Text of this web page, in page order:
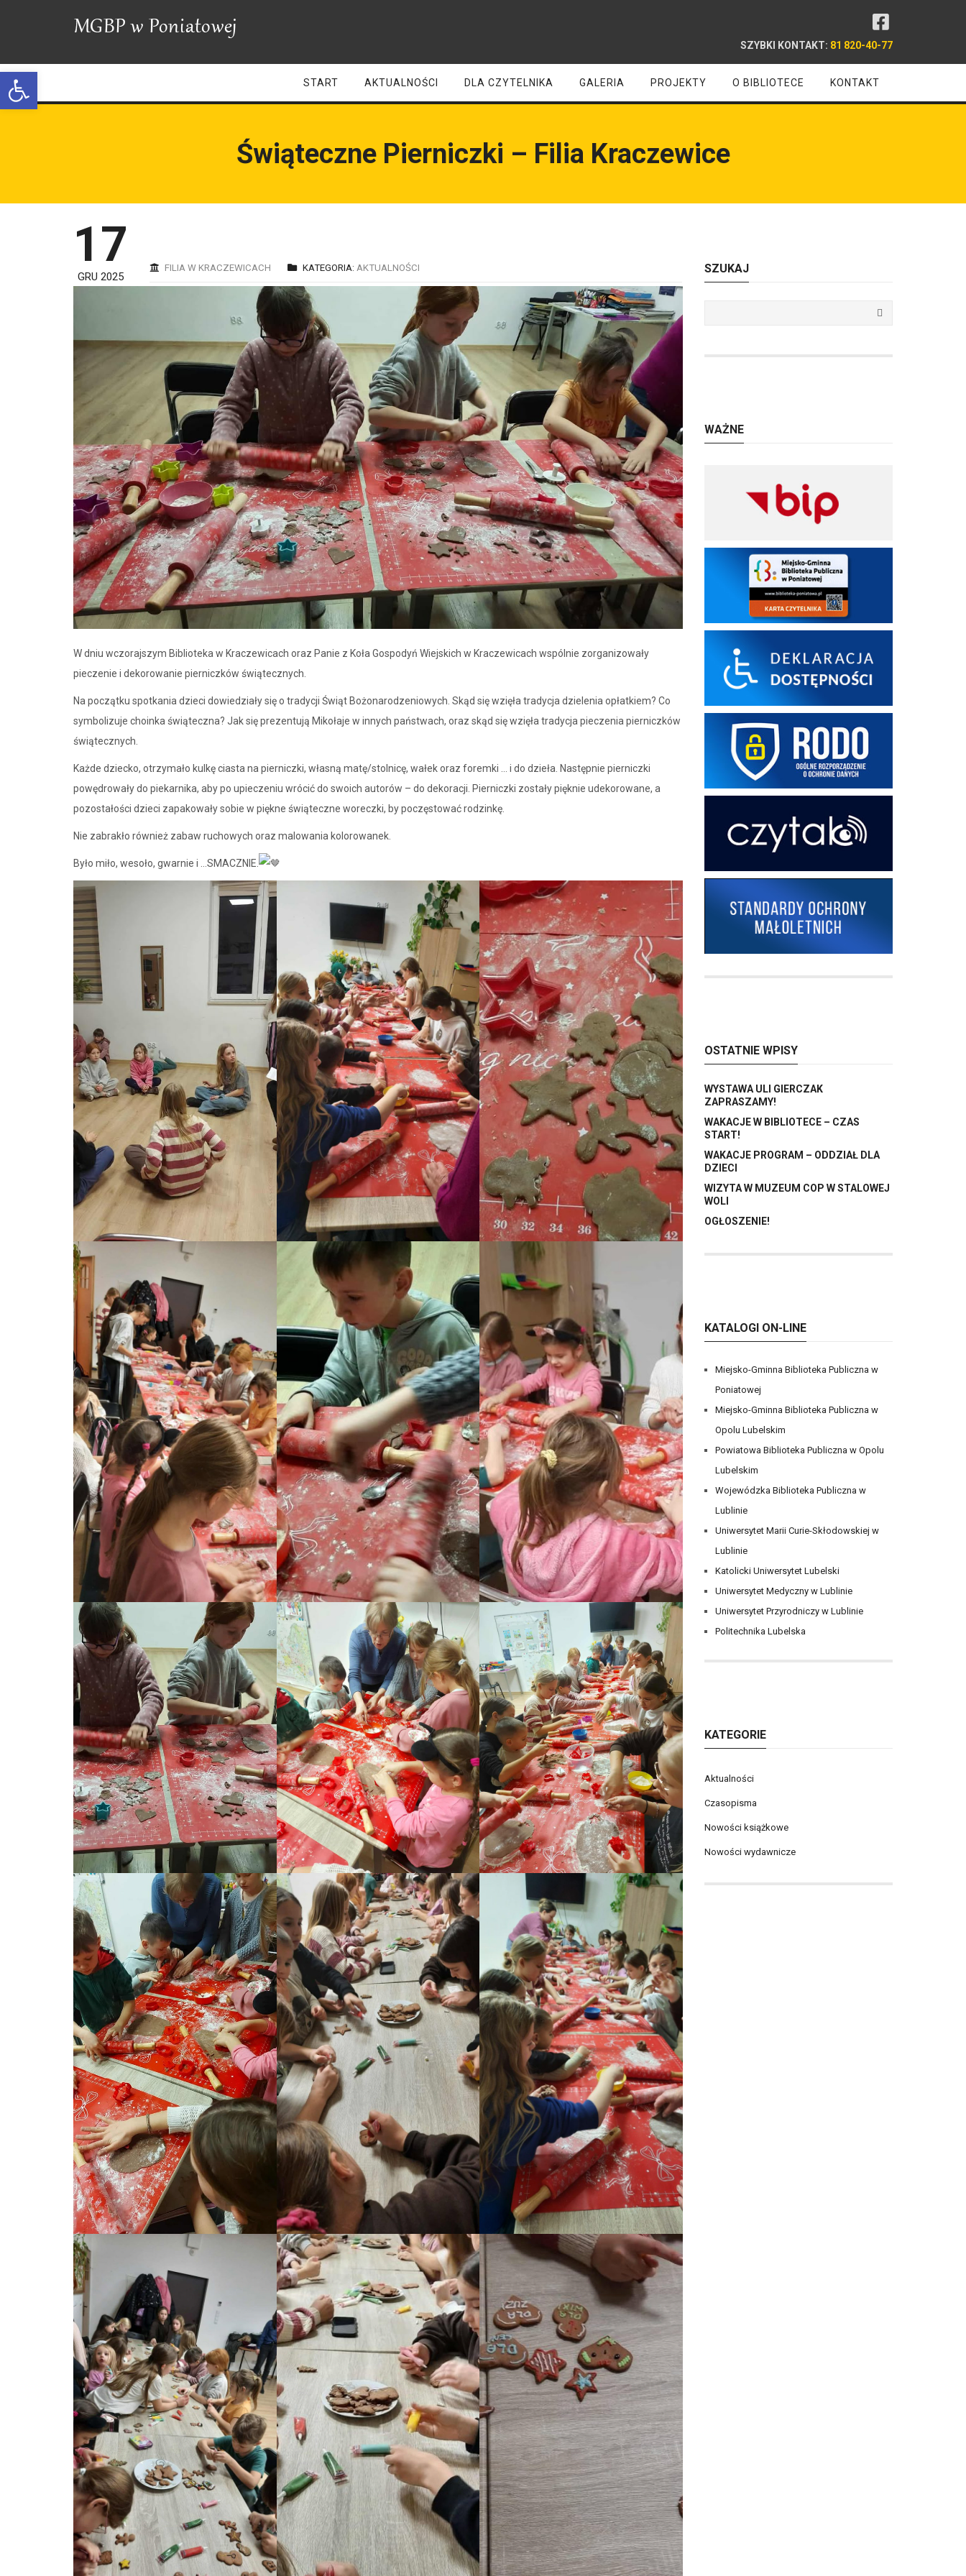
Open toolbar
SZYBKI KONTAKT: 81 820-40-77
START AKTUALNOŚCI DLA CZYTELNIKA GALERIA PROJEKTY O BIBLIOTECE KONTAKT
Świąteczne Pierniczki – Filia Kraczewice
17
GRU 2025
FILIA W KRACZEWICACH KATEGORIA: AKTUALNOŚCI
W dniu wczorajszym Biblioteka w Kraczewicach oraz Panie z Koła Gospodyń Wiejskich w Kraczewicach wspólnie zorganizowały
pieczenie i dekorowanie pierniczków świątecznych.
Na początku spotkania dzieci dowiedziały się o tradycji Świąt Bożonarodzeniowych. Skąd się wzięła tradycja dzielenia opłatkiem? Co
symbolizuje choinka świąteczna? Jak się prezentują Mikołaje w innych państwach, oraz skąd się wzięła tradycja pieczenia pierniczków
świątecznych.
Każde dziecko, otrzymało kulkę ciasta na pierniczki, własną matę/stolnicę, wałek oraz foremki … i do dzieła. Następnie pierniczki
powędrowały do piekarnika, aby po upieczeniu wrócić do swoich autorów – do dekoracji. Pierniczki zostały pięknie udekorowane, a
pozostałości dzieci zapakowały sobie w piękne świąteczne woreczki, by poczęstować rodzinkę.
Nie zabrakło również zabaw ruchowych oraz malowania kolorowanek.
Było miło, wesoło, gwarnie i …SMACZNIE.
SZUKAJ
WAŻNE
OSTATNIE WPISY
WYSTAWA ULI GIERCZAK
ZAPRASZAMY!
WAKACJE W BIBLIOTECE – CZAS
START!
WAKACJE PROGRAM – ODDZIAŁ DLA
DZIECI
WIZYTA W MUZEUM COP W STALOWEJ
WOLI
OGŁOSZENIE!
KATALOGI ON-LINE
Miejsko-Gminna Biblioteka Publiczna w
Poniatowej
Miejsko-Gminna Biblioteka Publiczna w
Opolu Lubelskim
Powiatowa Biblioteka Publiczna w Opolu
Lubelskim
Wojewódzka Biblioteka Publiczna w
Lublinie
Uniwersytet Marii Curie-Skłodowskiej w
Lublinie
Katolicki Uniwersytet Lubelski
Uniwersytet Medyczny w Lublinie
Uniwersytet Przyrodniczy w Lublinie
Politechnika Lubelska
KATEGORIE
Aktualności
Czasopisma
Nowości książkowe
Nowości wydawnicze